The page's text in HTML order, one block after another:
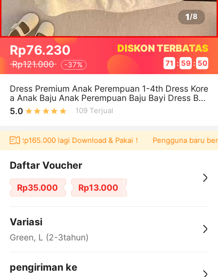
1/8
Rp76.230
Rp121.000 -37%
DISKON TERBATAS
71 : 59 : 49
Dress Premium Anak Perempuan 1-4th Dress Kore
a Anak Baju Anak Perempuan Baju Bayi Dress Bay
i Pesta Baju Pesta Anak Dress
5.0 109 Terjual
Rp165.000 lagi Download & Pakai！ Pengguna baru
Daftar Voucher
Rp35.000 Rp13.000
Variasi
Green, L (2-3tahun)
pengiriman ke